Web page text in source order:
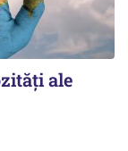
ale